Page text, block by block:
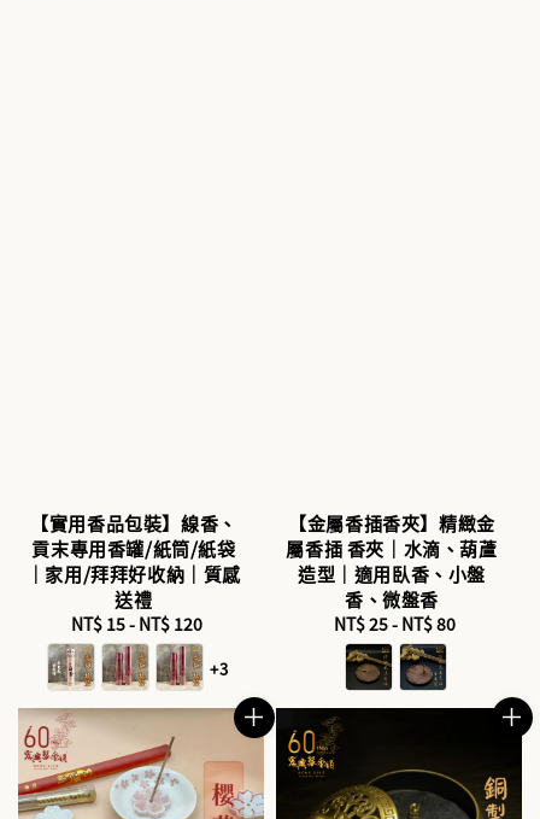
【實用香品包裝】線香、
貢末專用香罐/紙筒/紙袋
｜家用/拜拜好收納｜質感
送禮
Regular
price
NT$ 15- NT$ 120
+3
【金屬香插香夾】精緻金
屬香插 香夾｜水滴、葫蘆
造型｜適用臥香、小盤
香、微盤香
Regular
price
NT$ 25- NT$ 80